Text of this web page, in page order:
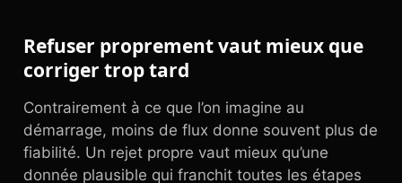
Refuser proprement vaut mieux que
corriger trop tard
Contrairement à ce que l’on imagine au
démarrage, moins de flux donne souvent plus de
fiabilité. Un rejet propre vaut mieux qu’une
donnée plausible qui franchit toutes les étapes